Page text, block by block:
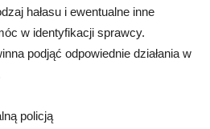
hałasu i ewentualne inne
w identyfikacji sprawcy.
podjąć odpowiednie działania w
policją